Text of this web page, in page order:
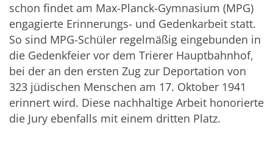
schon findet am Max-Planck-Gymnasium (MPG)
engagierte Erinnerungs- und Gedenkarbeit statt.
So sind MPG-Schüler regelmäßig eingebunden in
die Gedenkfeier vor dem Trierer Hauptbahnhof,
bei der an den ersten Zug zur Deportation von
323 jüdischen Menschen am 17. Oktober 1941
erinnert wird. Diese nachhaltige Arbeit honorierte
die Jury ebenfalls mit einem dritten Platz.